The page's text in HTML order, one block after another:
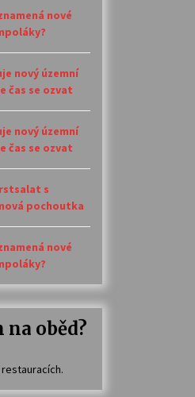
nové
nový územní
čas se ozvat
nový územní
čas se ozvat
s
pochoutka
nové
oběd?